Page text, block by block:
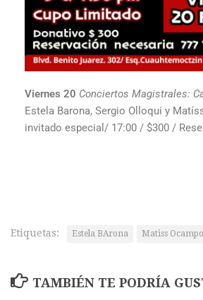
Viernes 20 Conciertos Magistrales:
Estela Barona, Sergio Olloqui y
invitado especial/ 17:00 / $300 /
Etiquetas: Estela BArona Matiss Ocampo
TAMBIÉN TE PODRÍA